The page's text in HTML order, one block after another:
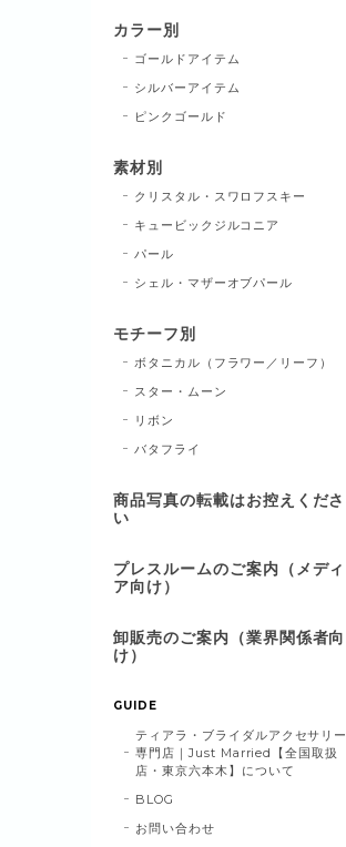
カラー別
ゴールドアイテム
シルバーアイテム
ピンクゴールド
素材別
クリスタル・スワロフスキー
キュービックジルコニア
パール
シェル・マザーオブパール
モチーフ別
ボタニカル（フラワー／リーフ）
スター・ムーン
リボン
バタフライ
商品写真の転載はお控えくださ
い
プレスルームのご案内（メディ
ア向け）
卸販売のご案内（業界関係者向
け）
GUIDE
ティアラ・ブライダルアクセサリー
専門店｜Just Married【全国取扱
店・東京六本木】について
BLOG
お問い合わせ